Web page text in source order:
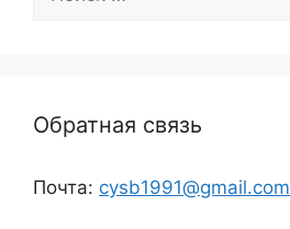
Обратная связь
Почта: cysb1991@gmail.com